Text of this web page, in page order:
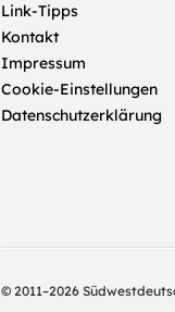
Link-Tipps
Kontakt
Impressum
Cookie-Einstellungen
Datenschutzerklärung
© 2011–2026